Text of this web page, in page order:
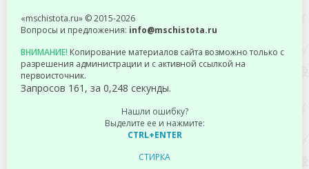
«mschistota.ru» © 2015-2026
Вопросы и предложения: info@mschistota.ru
ВНИМАНИЕ! Копирование материалов сайта возможно только с
разрешения администрации и с активной ссылкой на
первоисточник.
Запросов 161, за 0,248 секунды.
Нашли ошибку?
Выделите ее и нажмите:
CTRL+ENTER
СТИРКА